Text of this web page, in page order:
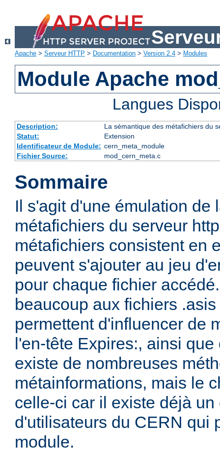
Apache > Serveur HTTP > Documentation > Version 2.4 > Modules
Module Apache
Langues
Description:
La sémantique des métafichiers du
Statut:
Extension
Identificateur de Module: cern_meta_module
Fichier Source:
mod_cern_meta.c
Sommaire
Il s'agit d'une émulation de
métafichiers du serveur
métafichiers consistent en
peuvent s'ajouter au jeu
pour chaque fichier
beaucoup aux fichiers
permettent d'influencer de
l'en-tête Expires:, ainsi
existe de nombreuses
métainformations, mais le
celle-ci car il existe déjà
d'utilisateurs du CERN qui
module.